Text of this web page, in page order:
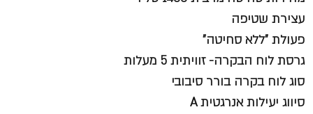
עצירת שטיפה
פעולת "ללא סחיטה"
גרסת לוח הבקרה- זוויתית 5 מעלות
סוג לוח בקרה בורר סיבובי
סיווג יעילות אנרגטית A